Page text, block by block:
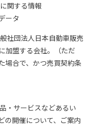
関する情報
ータ
社団法人日本自動車販売
加盟する会社。（ただ
場合で、かつ売買契約条
・サービスなどあるい
の開催について、ご案内